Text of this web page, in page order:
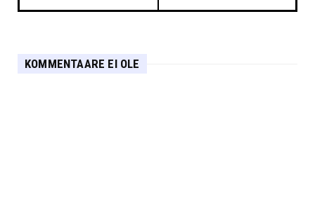
KOMMENTAARE EI OLE